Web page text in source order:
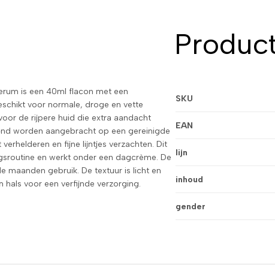
is een 40ml flacon met een
voor normale, droge en vette
de rijpere huid die extra aandacht
worden aangebracht op een gereinigde
en fijne lijntjes verzachten. Dit
en werkt onder een dagcrème. De
maanden gebruik. De textuur is licht en
hals voor een verfijnde verzorging.
SKU
EAN
lijn
inhoud
gender